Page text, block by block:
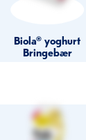
Biola® yoghurt
Bringebær